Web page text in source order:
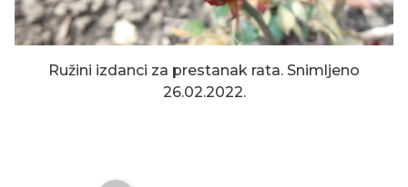
Ružini izdanci za prestanak rata. Snimljeno
26.02.2022.